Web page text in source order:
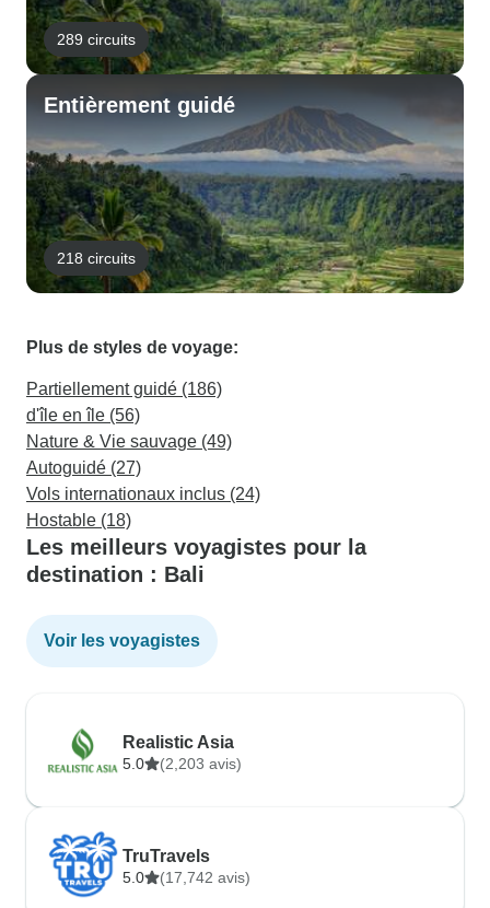
289 circuits
Entièrement guidé
218 circuits
Plus de styles de voyage:
Partiellement guidé (186)
d'île en île (56)
Nature & Vie sauvage (49)
Autoguidé (27)
Vols internationaux inclus (24)
Hostable (18)
Les meilleurs voyagistes pour la
destination : Bali
Voir les voyagistes
Realistic Asia
5.0 (2,203 avis)
TruTravels
5.0 (17,742 avis)